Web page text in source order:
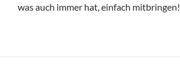
was auch immer hat, einfach mitbringen!